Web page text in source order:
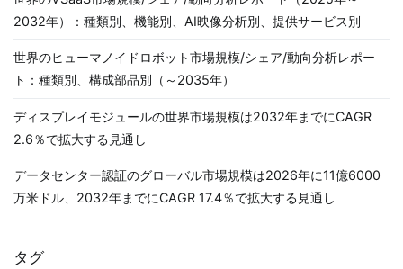
2032年）：種類別、機能別、AI映像分析別、提供サービス別
世界のヒューマノイドロボット市場規模/シェア/動向分析レポー
ト：種類別、構成部品別（～2035年）
ディスプレイモジュールの世界市場規模は2032年までにCAGR
2.6％で拡大する見通し
データセンター認証のグローバル市場規模は2026年に11億6000
万米ドル、2032年までにCAGR 17.4％で拡大する見通し
タグ